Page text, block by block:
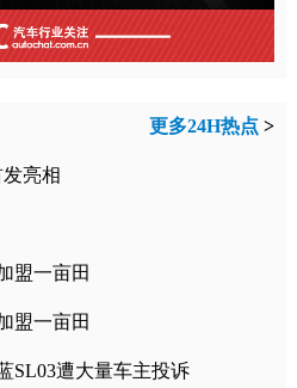
更多24H热点 >
亮相
盟一亩田
盟一亩田
SL03遭大量车主投诉